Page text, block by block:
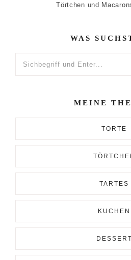
Törtchen und
WAS
MEINE
TORTE
TARTES
KUCHEN
DESSERT